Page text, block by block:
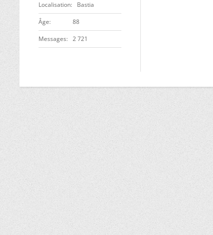
Localisation Bastia
ge 88
Messages 2 721